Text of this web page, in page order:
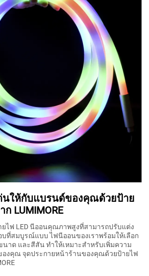
นให้กับแบรนด์ของคุณด้วยป้าย
LUMIMORE
ไฟ LED นีออนคุณภาพสูงที่สามารถปรับแต่ง
บที่สมบูรณ์แบบ ไฟนีออนของเราพร้อมให้เลือก
าด และสีสัน ทำให้เหมาะสำหรับเพิ่มความ
งคุณ จุดประกายหน้าร้านของคุณด้วยป้ายไฟ